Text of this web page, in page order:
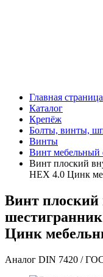
Главная страница
Каталог
Крепёж
Болты, винты,
Винты
Винт мебельный
Винт плоский
HEX 4.0 Цинк
Винт плоский
Цинк
Аналог DIN 7420 /